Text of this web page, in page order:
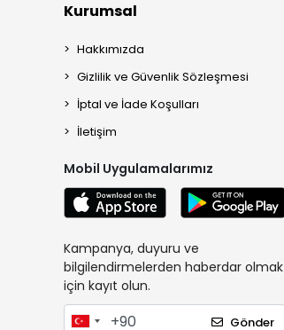
Kurumsal
Hakkımızda
Gizlilik ve Güvenlik Sözleşmesi
İptal ve İade Koşulları
İletişim
Mobil Uygulamalarımız
Kampanya, duyuru ve
bilgilendirmelerden haberdar olmak
için kayıt olun.
Gönder